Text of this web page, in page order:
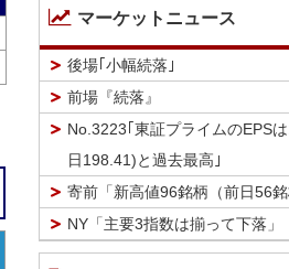
マーケットニュース
後場｢小幅続落｣
前場『続落』
No.3223｢東証プライムのEPS
日198.41)と過去最高｣
寄前「新高値96銘柄（前日56銘
NY「主要3指数は揃って下落」